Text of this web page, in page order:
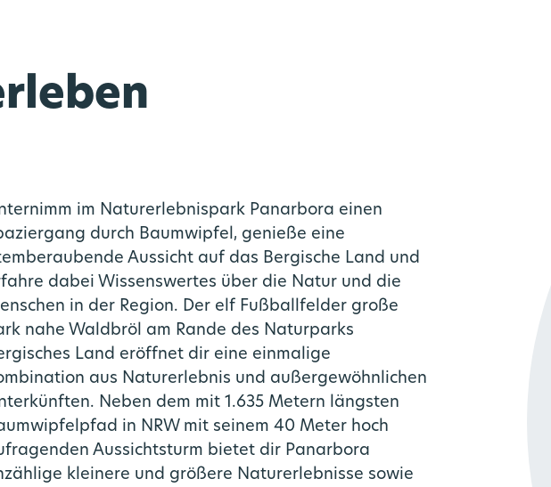
im Naturerlebnispark Panarbora einen
durch Baumwipfel, genieße eine
Aussicht auf das Bergische Land und
dabei Wissenswertes über die Natur und die
in der Region. Der elf Fußballfelder große
nahe Waldbröl am Rande des Naturparks
Land eröffnet dir eine einmalige
aus Naturerlebnis und außergewöhnlichen
Neben dem mit 1.635 Metern längsten
in NRW mit seinem 40 Meter hoch
Aussichtsturm bietet dir Panarbora
kleinere und größere Naturerlebnisse sowie
alle